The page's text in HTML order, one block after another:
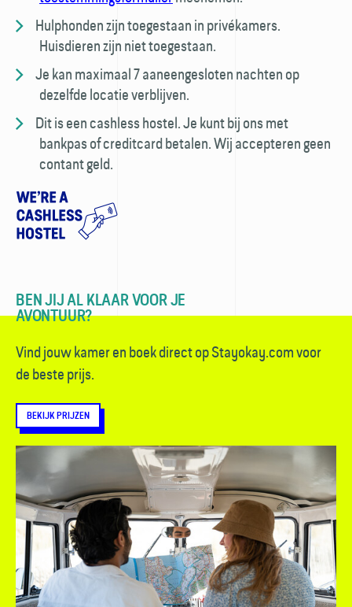
Hulphonden zijn toegestaan in privé­kamers.
Huisdieren zijn niet toegestaan.
Je kan maximaal 7 aaneengesloten nachten op
dezelfde locatie verblijven.
Dit is een cashless hostel. Je kunt bij ons met
bankpas of creditcard betalen. Wij accepteren geen
contant geld.
BEN JIJ AL KLAAR VOOR JE
AVONTUUR?
Vind jouw kamer en boek direct op Stayokay.com voor
de beste prijs.
BEKIJK PRIJZEN